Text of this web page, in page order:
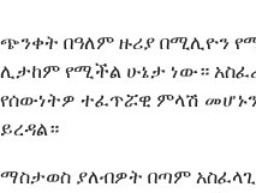
ጭንቀት በዓለም ዙሪያ በሚሊዮን
ሊታከም የሚችል ሁኔታ ነው።
የሰውነትዎ ተፈጥሯዊ ምላሽ
ይረዳል።
ማስታወስ ያለብዎት በጣም